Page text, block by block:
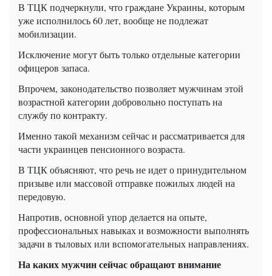
В ТЦК подчеркнули, что граждане Украины, которым
уже исполнилось 60 лет, вообще не подлежат
мобилизации.
Исключение могут быть только отдельные категории
офицеров запаса.
Впрочем, законодательство позволяет мужчинам этой
возрастной категории добровольно поступать на
службу по контракту.
Именно такой механизм сейчас и рассматривается для
части украинцев пенсионного возраста.
В ТЦК объясняют, что речь не идет о принудительном
призыве или массовой отправке пожилых людей на
передовую.
Напротив, основной упор делается на опыте,
профессиональных навыках и возможности выполнять
задачи в тыловых или вспомогательных направлениях.
На каких мужчин сейчас обращают внимание